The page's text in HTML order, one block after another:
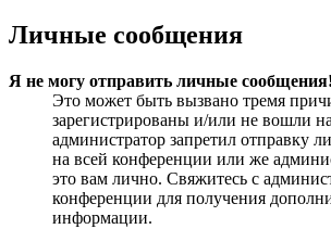
Личные сообщения
Я не могу отправить личные сообщения!
Это может быть вызвано тремя
зарегистрированы и/или не вошли
администратор запретил отправку
на всей конференции или же
это вам лично. Свяжитесь с
конференции для получения
информации.